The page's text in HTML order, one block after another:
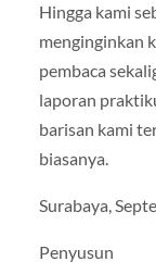
Hingga kami
menginginkan
pembaca
laporan
barisan kami
biasanya.
Surabaya,
Penyusun